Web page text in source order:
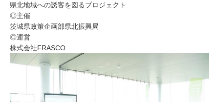
県北地域への誘客を図るプロジェクト
◎主催
茨城県政策企画部県北振興局
◎運営
株式会社FRASCO